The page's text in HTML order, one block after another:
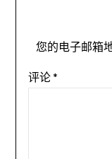
您的电子邮箱
评论*